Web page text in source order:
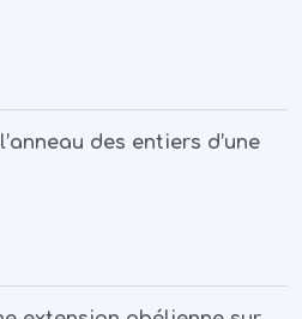
des entiers d’une